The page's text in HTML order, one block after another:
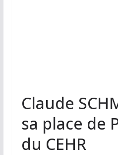
Claude
sa place de
du CEHR